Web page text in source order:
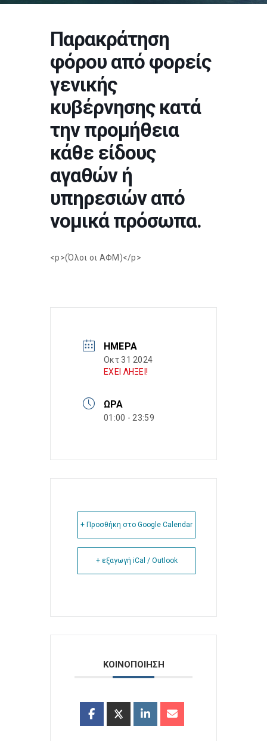
Παρακράτηση
φόρου από φορείς
γενικής
κυβέρνησης κατά
την προμήθεια
κάθε είδους
αγαθών ή
υπηρεσιών από
νομικά πρόσωπα.
<p>(Όλοι οι ΑΦΜ)</p>
ΗΜΈΡΑ
Οκτ 31 2024
ΕΧΕΙ ΛΗΞΕΙ!
ΏΡΑ
01:00 - 23:59
+ Προσθήκη στο Google Calendar
+ εξαγωγή iCal / Outlook
ΚΟΙΝΟΠΟΙΗΣΗ